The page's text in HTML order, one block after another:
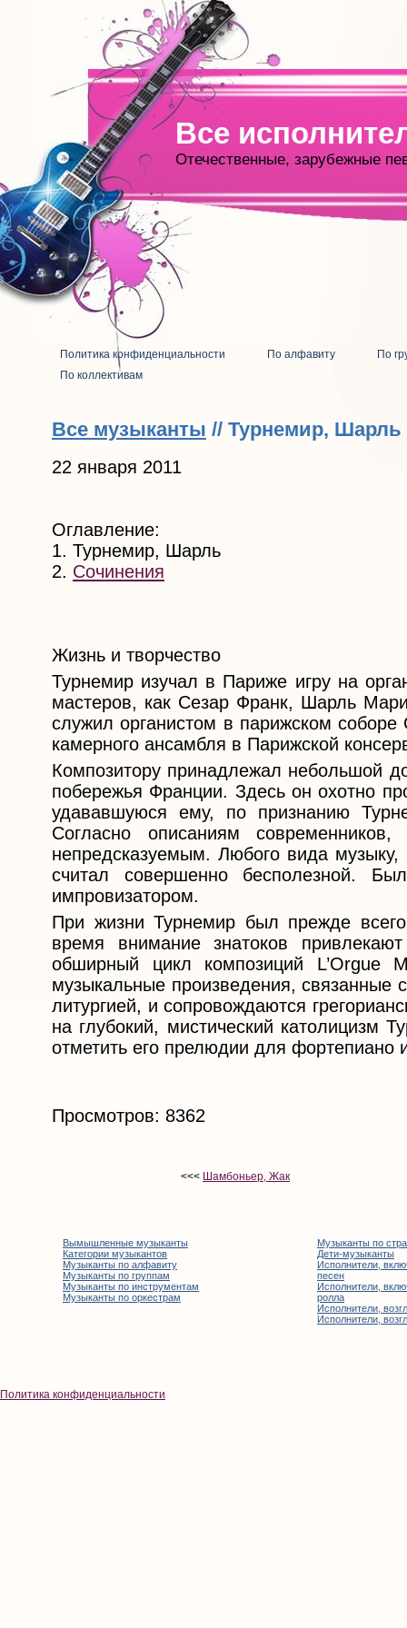
Все
Отечественные, зарубежные
Политика конфиденциальности По алфавиту
По
По коллективам
Все музыканты // Турнемир, Шарль
22 января 2011
Оглавление:
1. Турнемир, Шарль
2. Сочинения
Жизнь и творчество
Турнемир изучал в Париже игру на
мастеров, как Сезар Франк, Шарль
служил органистом в парижском
камерного ансамбля в Парижской
Композитору принадлежал небольшой
побережья Франции. Здесь он охотно
удававшуюся ему, по признанию
Согласно описаниям
непредсказуемым. Любого вида
считал совершенно бесполезной.
импровизатором.
При жизни Турнемир был прежде
время внимание знатоков
обширный цикл композиций L’Orgue
музыкальные произведения, связанные
литургией, и сопровождаются
на глубокий, мистический католицизм
отметить его прелюдии для фортепиано
Просмотров: 8362
<<< Шамбоньер, Жак
Вымышленные музыканты
Категории музыкантов
Музыканты по алфавиту
Музыканты по группам
Музыканты по инструментам
Музыканты по оркестрам
Музыканты по
Дети-музыканты
Исполнители,
песен
Исполнители,
ролла
Исполнители,
Исполнители,
Политика конфиденциальности